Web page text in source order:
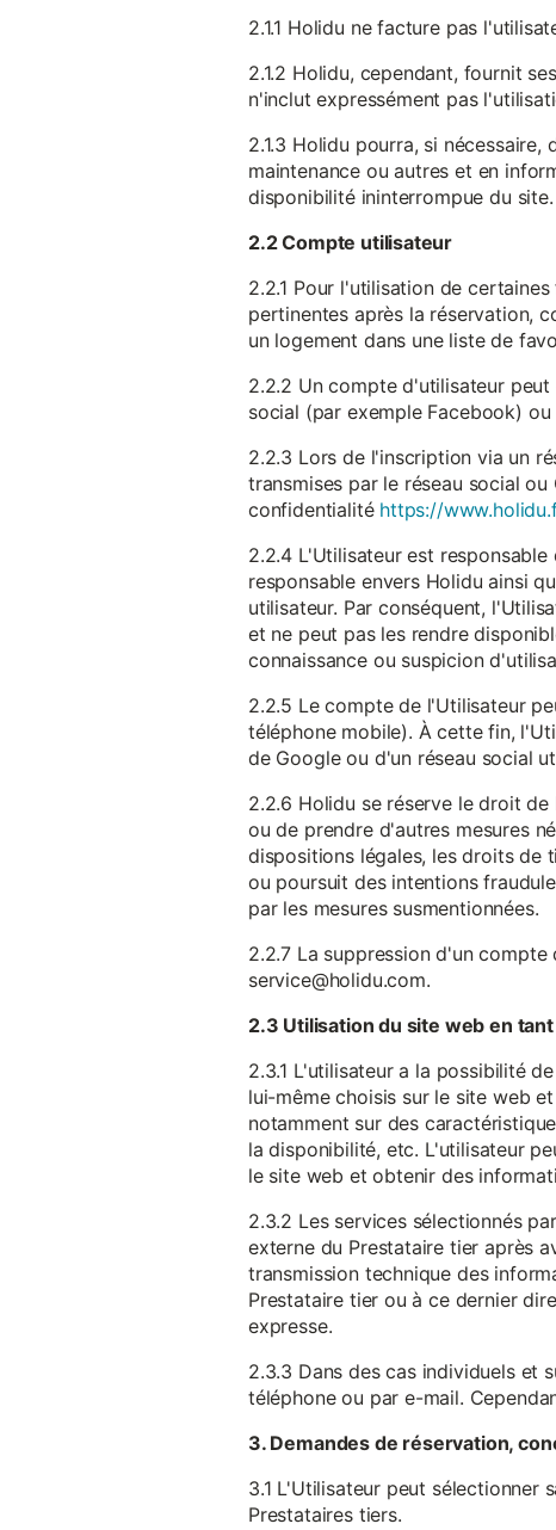
2.1.1 Holidu ne facture pas
2.1.2 Holidu, cependant, fournit
n'inclut expressément pas
2.1.3 Holidu pourra, si
maintenance ou autres et en
disponibilité ininterrompue du site.
2.2 Compte utilisateur
2.2.1 Pour l'utilisation de
pertinentes après la réservation,
un logement dans une liste de
2.2.2 Un compte d'utilisateur
social (par exemple Facebook) ou
2.2.3 Lors de l'inscription via un
transmises par le réseau social
confidentialité https://
2.2.4 L'Utilisateur est
responsable envers Holidu ainsi
utilisateur. Par conséquent,
et ne peut pas les rendre
connaissance ou suspicion
2.2.5 Le compte de l'Utilisateur
téléphone mobile). À cette fin,
de Google ou d'un réseau social
2.2.6 Holidu se réserve le droit
ou de prendre d'autres mesures
dispositions légales, les droits de
ou poursuit des intentions
par les mesures susmentionnées.
2.2.7 La suppression d'un
service@holidu.com.
2.3 Utilisation du site web en
2.3.1 L'utilisateur a la possibilité
lui-même choisis sur le site web
notamment sur des
la disponibilité, etc. L'utilisateur
le site web et obtenir des
2.3.2 Les services sélectionnés
externe du Prestataire tier après
transmission technique des
Prestataire tier ou à ce dernier
expresse.
2.3.3 Dans des cas individuels et
téléphone ou par e-mail.
3. Demandes de réservation,
3.1 L'Utilisateur peut sélectionner
Prestataires tiers.